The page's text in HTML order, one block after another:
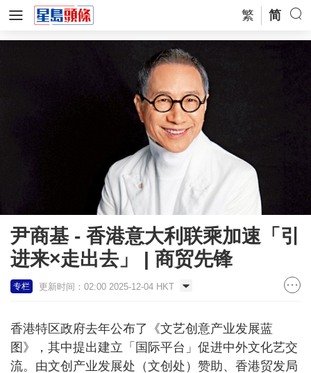
繁 简
尹商基 - 香港意大利联乘加速「引
进来×走出去」 | 商贸先锋
专栏 更新时间：02:00 2025-12-04 HKT
香港特区政府去年公布了《文艺创意产业发展蓝
图》，其中提出建立「国际平台」促进中外文化艺交
流。由文创产业发展处（文创处）赞助、香港贸发局